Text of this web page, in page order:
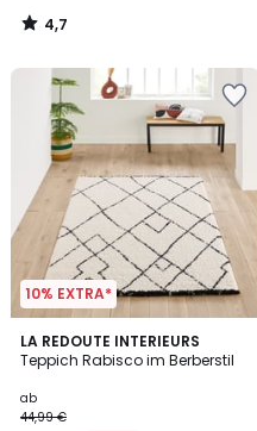
4,7
/
10% EXTRA*
LA REDOUTE INTERIEURS
Teppich Rabisco im Berberstil
ab
44,99 €
4,8
/ 5